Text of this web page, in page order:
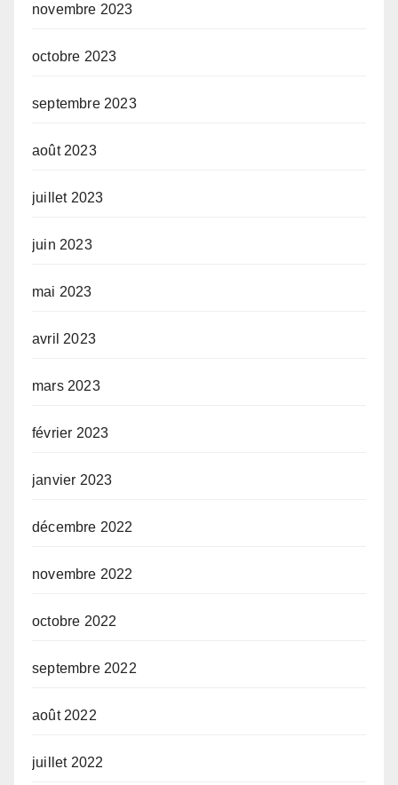
novembre 2023
octobre 2023
septembre 2023
août 2023
juillet 2023
juin 2023
mai 2023
avril 2023
mars 2023
février 2023
janvier 2023
décembre 2022
novembre 2022
octobre 2022
septembre 2022
août 2022
juillet 2022